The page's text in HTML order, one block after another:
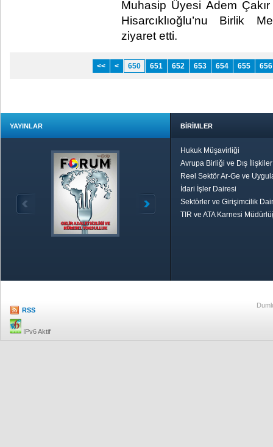
Muhasip Üyesi Adem
Hisarcıklıoğlu’nu Birlik
ziyaret etti. ​
<< < 650 651 652 653 654 655 656
YAYINLAR BİRİMLER
Hukuk Müşavirliği
Avrupa Birliği ve Dış
Reel Sektör Ar-Ge ve
İdari İşler Dairesi
Sektörler ve Girişimcilik
TIR ve ATA Karnesi
RSS
IPv6 Aktif